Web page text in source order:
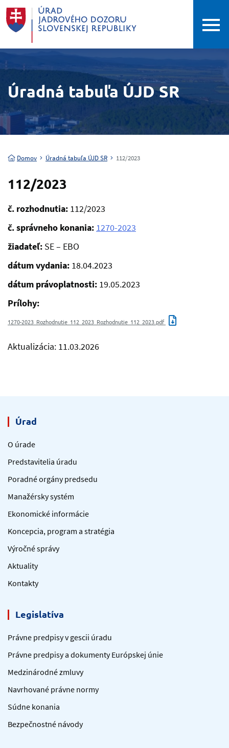
Úradná tabuľa ÚJD SR
Domov Úradná tabuľa ÚJD SR 112/2023
112/2023
č. rozhodnutia: 112/2023
č. správneho konania: 1270-2023
žiadateľ: SE – EBO
dátum vydania: 18.04.2023
dátum právoplatnosti: 19.05.2023
Prílohy:
1270-2023_Rozhodnutie_112_2023_Rozhodnutie_112_2023.pdf
Aktualizácia: 11.03.2026
Úrad
O úrade
Predstavitelia úradu
Poradné orgány predsedu
Manažérsky systém
Ekonomické informácie
Koncepcia, program a stratégia
Výročné správy
Aktuality
Kontakty
Legislatíva
Právne predpisy v gescii úradu
Právne predpisy a dokumenty Európskej únie
Medzinárodné zmluvy
Navrhované právne normy
Súdne konania
Bezpečnostné návody